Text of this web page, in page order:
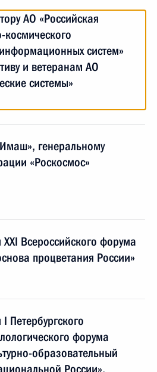
АО «Российская
систем»
и ветеранам АО
системы»
генеральному
«Роскосмос»
Всероссийского форума
процветания России»
Петербургского
форума
образовательный
России»,